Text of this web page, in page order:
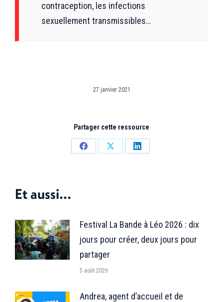
contraception, les infections
sexuellement transmissibles…
27 janvier 2021
Partager cette ressource
PartagerPartagerPartager
Et aussi...
Festival La Bande à Léo 2026 : dix
jours pour créer, deux jours pour
partager
5 août 2026
Andrea, agent d’accueil et de